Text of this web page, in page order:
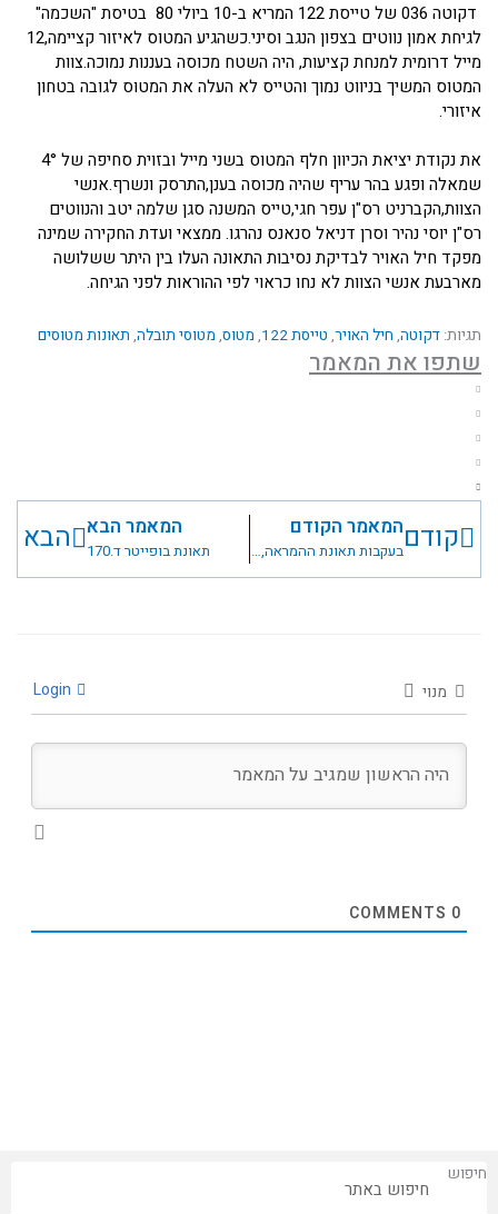
דקוטה 036 של טייסת 122 המריא ב-10 ביולי 80 בטיסת "השכמה"
לגיחת אמון נווטים בצפון הנגב וסיני.כשהגיע המטוס לאיזור קציימה,12
מייל דרומית למנחת קציעות, היה השטח מכוסה בעננות נמוכה.צוות
המטוס המשיך בניווט נמוך והטייס לא העלה את המטוס לגובה בטחון
איזורי.
את נקודת יציאת הכיוון חלף המטוס בשני מייל ובזוית סחיפה של 4°
שמאלה ופגע בהר עריף שהיה מכוסה בענן,התרסק ונשרף.אנשי
הצוות,הקברניט רס"ן עפר חגי,טייס המשנה סגן שלמה יטב והנווטים
רס"ן יוסי נהיר וסרן דניאל סנאנס נהרגו. ממצאי ועדת החקירה שמינה
מפקד חיל האויר לבדיקת נסיבות התאונה העלו בין היתר ששלושה
מארבעת אנשי הצוות לא נחו כראוי לפי ההוראות לפני הגיחה.
תגיות: דקוטה, חיל האויר, טייסת 122 , מטוס, מטוסי תובלה, תאונות מטוסים
שתפו את המאמר
קודםהמאמר הקודם
בעקבות תאונת ההמראה, חזרה לטיסה.מלחמת יוה"כ
המאמר הבא
תאונת בופייטר ד.170 הבא
מנוי
0
חיפוש